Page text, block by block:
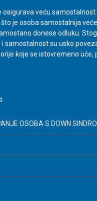
veću samostalnost
je osoba samostalnija
donese odluku.
samostalnost su usko
koje se istovremeno uče,
OSOBA S DOWN